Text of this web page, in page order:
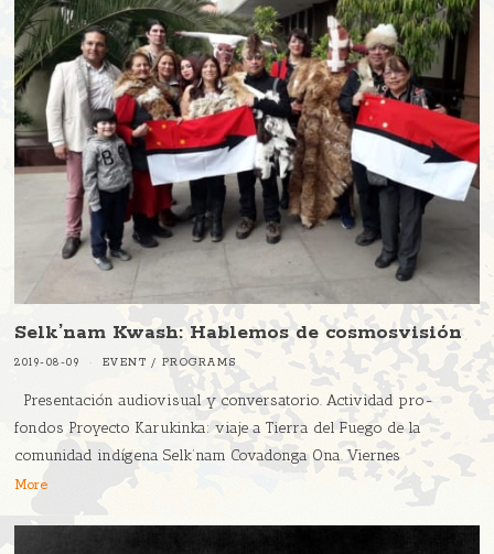
Selk’nam Kwash: Hablemos de cosmosvisión
2019-08-09 EVENT / PROGRAMS
Presentación audiovisual y conversatorio. Actividad pro-
fondos Proyecto Karukinka: viaje a Tierra del Fuego de la
comunidad indígena Selk’nam Covadonga Ona. Viernes
More